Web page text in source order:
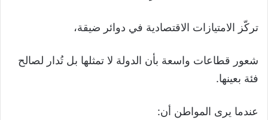
تركّز الامتيازات الاقتصادية في دوائر ضيقة،
شعور قطاعات واسعة بأن الدولة لا تمثلها بل تُدار لصالح
فئة بعينها.
عندما يرى المواطن أن: